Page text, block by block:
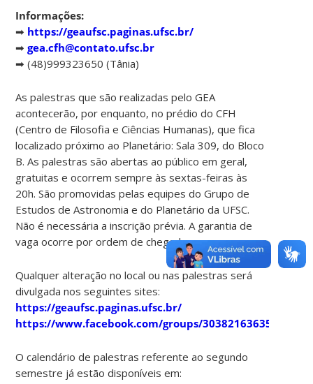
Informações:
➡ https://geaufsc.paginas.ufsc.br/
➡gea.cfh@contato.ufsc.br
➡ (48)999323650 (Tânia)
As palestras que são realizadas pelo GEA
acontecerão, por enquanto, no prédio do CFH
(Centro de Filosofia e Ciências Humanas), que fica
localizado próximo ao Planetário: Sala 309, do Bloco
B. As palestras são abertas ao público em geral,
gratuitas e ocorrem sempre às sextas-feiras às
20h. São promovidas pelas equipes do Grupo de
Estudos de Astronomia e do Planetário da UFSC.
Não é necessária a inscrição prévia. A garantia de
vaga ocorre por ordem de chegada.
Qualquer alteração no local ou nas palestras será
divulgada nos seguintes sites:
https://geaufsc.paginas.ufsc.br/
https://www.facebook.com/groups/303821636357910
O calendário de palestras referente ao segundo
semestre já estão disponíveis em: